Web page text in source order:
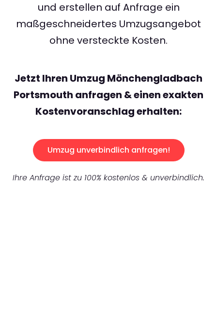
und erstellen auf Anfrage ein
maßgeschneidertes Umzugsangebot
ohne versteckte Kosten.
Jetzt Ihren Umzug Mönchengladbach
Portsmouth anfragen & einen exakten
Kostenvoranschlag erhalten:
Umzug unverbindlich anfragen!
Ihre Anfrage ist zu 100% kostenlos & unverbindlich.